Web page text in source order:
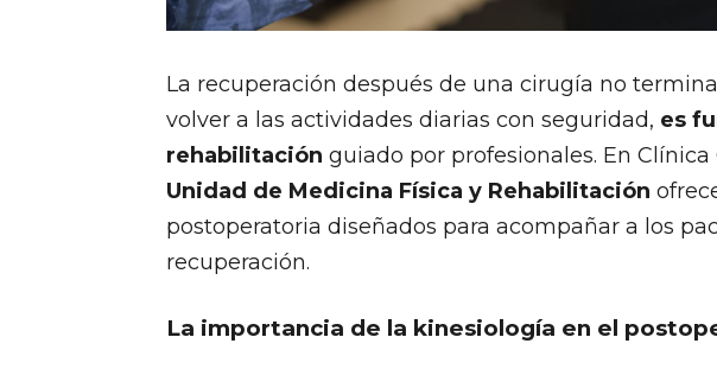
La recuperación después de una cirugía no
volver a las actividades diarias con seguridad, es
rehabilitación guiado por profesionales. En
Unidad de Medicina Física y Rehabilitación
postoperatoria diseñados para acompañar a los
recuperación.
La importancia de la kinesiología en el